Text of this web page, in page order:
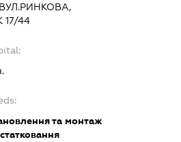
44
та монтаж